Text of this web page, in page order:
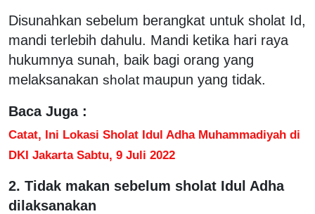
Disunahkan sebelum berangkat untuk sholat Id,
mandi terlebih dahulu. Mandi ketika hari raya
hukumnya sunah, baik bagi orang yang
melaksanakan sholat maupun yang tidak.
Baca Juga :
Catat, Ini Lokasi Sholat Idul Adha Muhammadiyah di
DKI Jakarta Sabtu, 9 Juli 2022
2. Tidak makan sebelum sholat Idul Adha
dilaksanakan